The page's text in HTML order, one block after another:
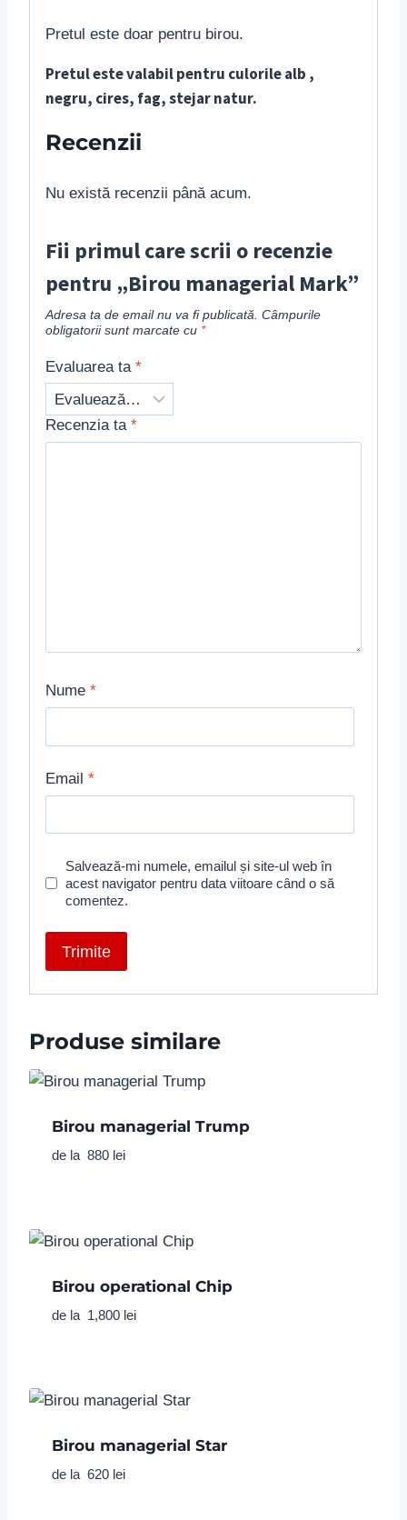
Pretul este doar pentru birou.
Pretul este valabil pentru culorile alb ,
negru, cires, fag, stejar natur.
Recenzii
Nu există recenzii până acum.
Fii primul care scrii o recenzie
pentru „Birou managerial Mark”
Adresa ta de email nu va fi publicată. Câmpurile
obligatorii sunt marcate cu *
Evaluarea ta *
Recenzia ta *
Nume *
Email *
Salvează-mi numele, emailul și site-ul web în
acest navigator pentru data viitoare când o să
comentez.
Produse similare
Birou managerial Trump
de la 880 lei
Birou operational Chip
de la 1,800 lei
Birou managerial Star
de la 620 lei